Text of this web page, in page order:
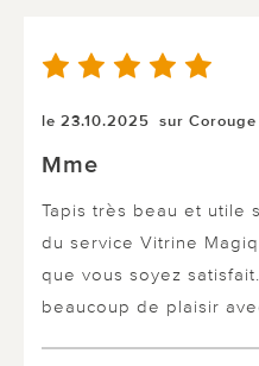
le 23.10.2025 sur
Mme
Tapis très beau et utile
du service Vitrine
que vous soyez
beaucoup de plaisir